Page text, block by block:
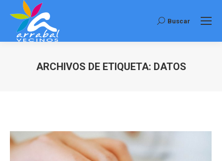
Buscar:
Buscar
ARCHIVOS DE ETIQUETA: DATOS